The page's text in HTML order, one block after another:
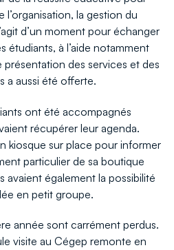
la gestion du
d’un moment pour échanger
étudiants, à l’aide notamment
présentation des services et des
a aussi été offerte.
ont été accompagnés
récupérer leur agenda.
kiosque sur place pour informer
particulier de sa boutique
avaient également la possibilité
en petit groupe.
année sont carrément perdus.
visite au Cégep remonte en